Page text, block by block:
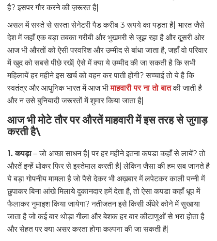
है? इसपर गौर करने की ज़रूरत है|
असल में सस्ते से सस्ता सेनेटरी पैड करीब 3 रूपये का पड़ता है| भारत जैसे
देश में जहाँ एक बड़ा तबका गरीबी और भुखमरी से जूझ रहा है और दूसरी ओर
आज भी औरतों को ऐसी परवरिश और उम्मीद से बांधा जाता है, जहाँ वो परिवार
में खुद को सबसे पीछे रखें| ऐसे में क्या ये उम्मीद की जा सकती है कि सभी
महिलायें हर महीने इस खर्च को वहन कर पाती होंगी? सच्चाई तो ये है कि
स्वतंत्र और आधुनिक भारत में आज भीमाहवारी पर ना तो बात की जाती है
और न उसे बुनियादी जरूरतों में शुमार किया जाता है|
आज भी मोटे तौर पर औरतें माहवारी में इस तरह से जुगाड़
करती है\
1. कपड़ा– जो अच्छा साधन है| पर हर महीने इतना कपडा कहाँ से लायें? तो
औरतें इन्हें धोकर फिर से इस्तेमाल करती है| लेकिन जैसा की हम सब जानते है
ये बड़ा गोपनीय मामला है जो पैसे देकर भी अख़बार में लपेटकर काली पन्नी में
छुपाकर बिना आंखे मिलाये दुकानदार हमें देता है, तो ऐसा कपडा कहाँ धूप में
फैलाकर नुमाइश किया जायेगा? नतीजतन इसे किसी अँधेरे कोने में सुखाया
जाता है जो कई बार थोड़ा गीला और बेशक हर बार कीटाणुओं से भरा होता है
और सेहत पर क्या असर करता होगा कल्पना की जा सकती है|